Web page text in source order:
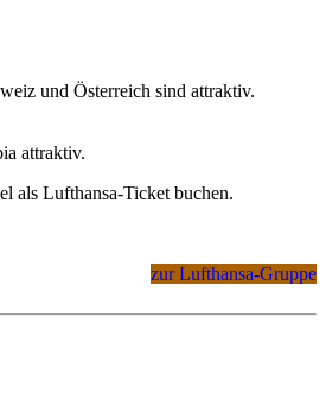
und Österreich sind attraktiv.
attraktiv.
als Lufthansa-Ticket buchen.
zur Lufthansa-Gruppe